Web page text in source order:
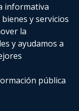
informativa
y servicios
la
y ayudamos a
pública